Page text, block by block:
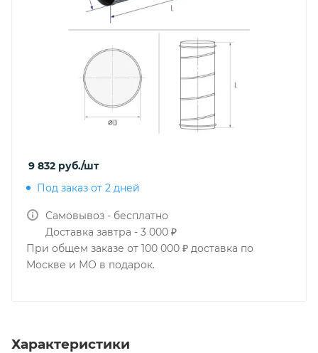
9 832 руб./шт
Под заказ от 2 дней
Самовывоз - бесплатно
Доставка завтра - 3 000 ₽
При общем заказе от 100 000 ₽ доставка по
Москве и МО в подарок.
Характеристики